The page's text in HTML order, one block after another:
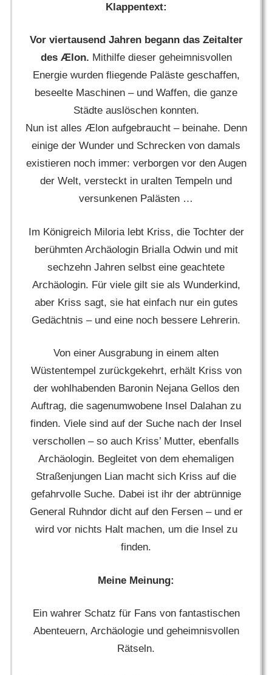
Klappentext:
Vor viertausend Jahren begann das Zeitalter
des Ælon. Mithilfe dieser geheimnisvollen
Energie wurden fliegende Paläste geschaffen,
beseelte Maschinen – und Waffen, die ganze
Städte auslöschen konnten.
Nun ist alles Ælon aufgebraucht – beinahe. Denn
einige der Wunder und Schrecken von damals
existieren noch immer: verborgen vor den Augen
der Welt, versteckt in uralten Tempeln und
versunkenen Palästen …
Im Königreich Miloria lebt Kriss, die Tochter der
berühmten Archäologin Brialla Odwin und mit
sechzehn Jahren selbst eine geachtete
Archäologin. Für viele gilt sie als Wunderkind,
aber Kriss sagt, sie hat einfach nur ein gutes
Gedächtnis – und eine noch bessere Lehrerin.
Von einer Ausgrabung in einem alten
Wüstentempel zurückgekehrt, erhält Kriss von
der wohlhabenden Baronin Nejana Gellos den
Auftrag, die sagenumwobene Insel Dalahan zu
finden. Viele sind auf der Suche nach der Insel
verschollen – so auch Kriss’ Mutter, ebenfalls
Archäologin. Begleitet von dem ehemaligen
Straßenjungen Lian macht sich Kriss auf die
gefahrvolle Suche. Dabei ist ihr der abtrünnige
General Ruhndor dicht auf den Fersen – und er
wird vor nichts Halt machen, um die Insel zu
finden.
Meine Meinung:
Ein wahrer Schatz für Fans von fantastischen
Abenteuern, Archäologie und geheimnisvollen
Rätseln.